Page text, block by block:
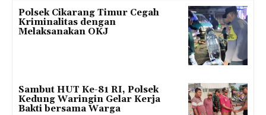
Polsek Cikarang Timur Cegah
Kriminalitas dengan
Melaksanakan OKJ
Sambut HUT Ke-81 RI, Polsek
Kedung Waringin Gelar Kerja
Bakti bersama Warga